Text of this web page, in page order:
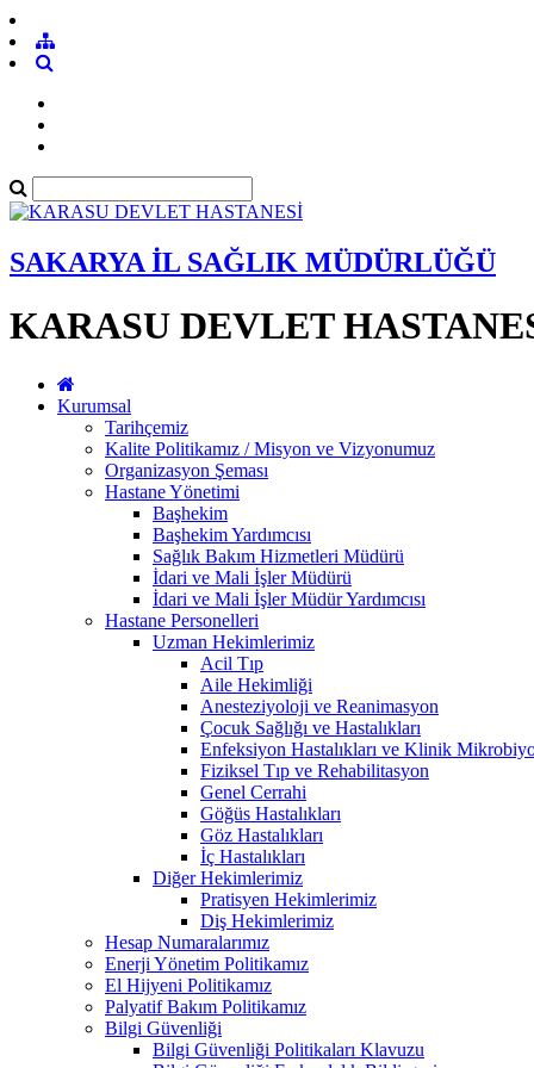
SAKARYA İL SAĞLIK MÜDÜRLÜĞÜ
KARASU DEVLET
Kurumsal
Tarihçemiz
Kalite Politikamız / Misyon ve Vizyonumuz
Organizasyon Şeması
Hastane Yönetimi
Başhekim
Başhekim Yardımcısı
Sağlık Bakım Hizmetleri Müdürü
İdari ve Mali İşler Müdürü
İdari ve Mali İşler Müdür Yardımcısı
Hastane Personelleri
Uzman Hekimlerimiz
Acil Tıp
Aile Hekimliği
Anesteziyoloji ve Reanimasyon
Çocuk Sağlığı ve Hastalıkları
Enfeksiyon Hastalıkları ve Klinik
Fiziksel Tıp ve Rehabilitasyon
Genel Cerrahi
Göğüs Hastalıkları
Göz Hastalıkları
İç Hastalıkları
Diğer Hekimlerimiz
Pratisyen Hekimlerimiz
Diş Hekimlerimiz
Hesap Numaralarımız
Enerji Yönetim Politikamız
El Hijyeni Politikamız
Palyatif Bakım Politikamız
Bilgi Güvenliği
Bilgi Güvenliği Politikaları Klavuzu